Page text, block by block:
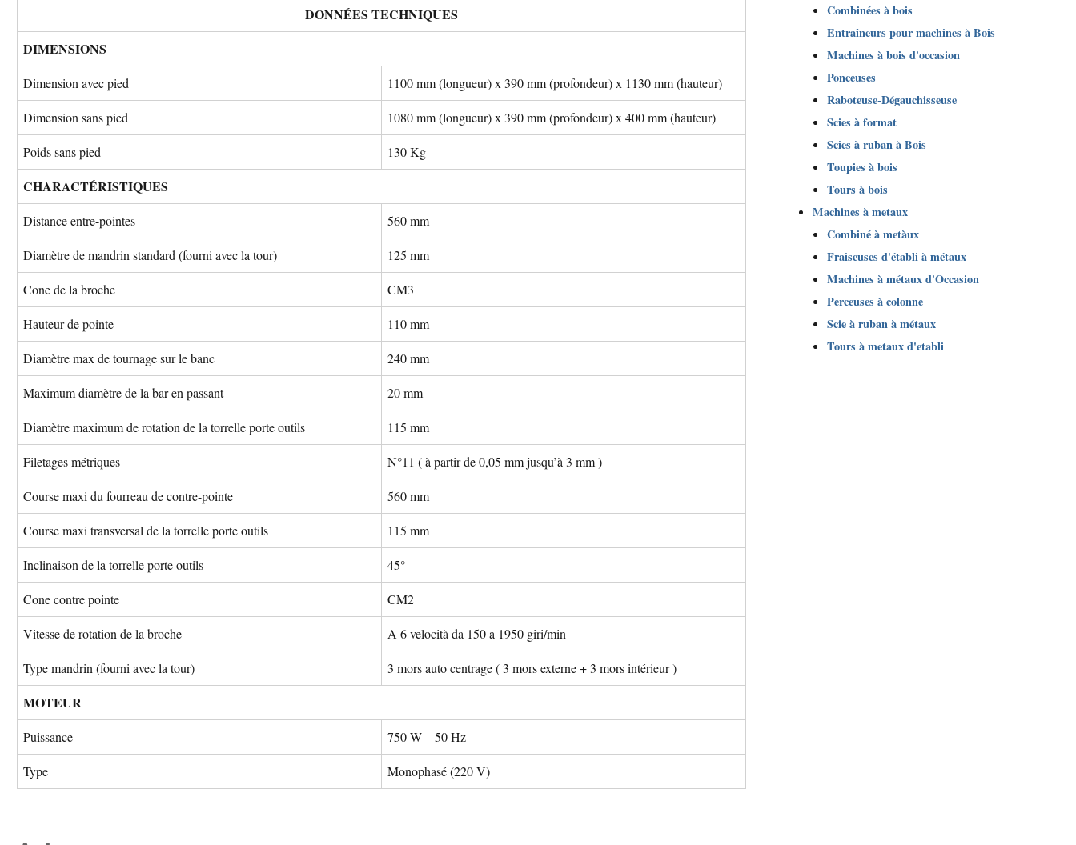
DONNÉES TECHNIQUES
DIMENSIONS
Dimension avec pied 1100 mm (longueur) x 390 mm (profondeur) x 1130 mm (hauteur)
Dimension sans pied 1080 mm (longueur) x 390 mm (profondeur) x 400 mm (hauteur)
Poids sans pied 130 Kg
CHARACTÉRISTIQUES
Distance entre-pointes 560 mm
Diamètre de mandrin standard (fourni avec la tour) 125 mm
Cone de la broche CM3
Hauteur de pointe 110 mm
Diamètre max de tournage sur le banc 240 mm
Maximum diamètre de la bar en passant 20 mm
Diamètre maximum de rotation de la torrelle porte outils 115 mm
Filetages métriques N°11 ( à partir de 0,05 mm jusqu’à 3 mm )
Course maxi du fourreau de contre-pointe 560 mm
Course maxi transversal de la torrelle porte outils 115 mm
Inclinaison de la torrelle porte outils 45°
Cone contre pointe CM2
Vitesse de rotation de la broche A 6 velocità da 150 a 1950 giri/min
Type mandrin (fourni avec la tour) 3 mors auto centrage ( 3 mors externe + 3 mors intérieur )
MOTEUR
Puissance 750 W – 50 Hz
Type Monophasé (220 V)
Combinées à bois
Entraîneurs pour machines à Bois
Machines à bois d'occasion
Ponceuses
Raboteuse-Dégauchisseuse
Scies à format
Scies à ruban à Bois
Toupies à bois
Tours à bois
Machines à metaux
Combiné à metàux
Fraiseuses d'établi à métaux
Machines à métaux d'Occasion
Perceuses à colonne
Scie à ruban à métaux
Tours à metaux d'etabli